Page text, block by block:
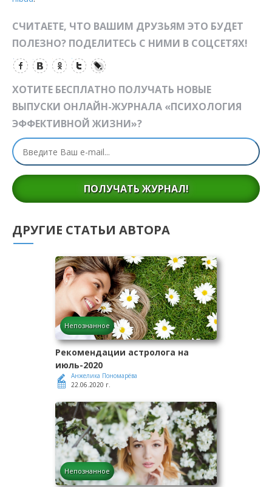
СЧИТАЕТЕ, ЧТО ВАШИМ ДРУЗЬЯМ ЭТО БУДЕТ
ПОЛЕЗНО? ПОДЕЛИТЕСЬ С НИМИ В СОЦСЕТЯХ!
ХОТИТЕ БЕСПЛАТНО ПОЛУЧАТЬ НОВЫЕ
ВЫПУСКИ ОНЛАЙН-ЖУРНАЛА «ПСИХОЛОГИЯ
ЭФФЕКТИВНОЙ ЖИЗНИ»?
ПОЛУЧАТЬ ЖУРНАЛ!
ДРУГИЕ СТАТЬИ АВТОРА
Непознанное
Рекомендации астролога на
июль-2020
Анжелика Пономарёва
22.06.2020 г.
Непознанное